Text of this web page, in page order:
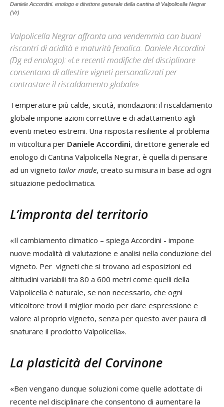
Daniele Accordini. enologo e direttore generale della cantina di Valpolicella Negrar
(Vr)
Valpolicella Negrar affronta una vendemmia con buoni
riscontri di acidità e maturità fenolica. Daniele Accordini
(Dg ed enologo): «Le recenti modifiche del disciplinare
consentono di allestire vigneti personalizzati per
contrastare il riscaldamento globale»
Temperature più calde, siccità, inondazioni: il riscaldamento
globale impone azioni correttive e di adattamento agli
eventi meteo estremi. Una risposta resiliente al problema
in viticoltura per Daniele Accordini, direttore generale ed
enologo di Cantina Valpolicella Negrar, è quella di pensare
ad un vigneto tailor made, creato su misura in base ad ogni
situazione pedoclimatica.
L’impronta del territorio
«Il cambiamento climatico – spiega Accordini - impone
nuove modalità di valutazione e analisi nella conduzione del
vigneto. Per vigneti che si trovano ad esposizioni ed
altitudini variabili tra 80 a 600 metri come quelli della
Valpolicella è naturale, se non necessario, che ogni
viticoltore trovi il miglior modo per dare espressione e
valore al proprio vigneto, senza per questo aver paura di
snaturare il prodotto Valpolicella».
La plasticità del Corvinone
«Ben vengano dunque soluzioni come quelle adottate di
recente nel disciplinare che consentono di aumentare la